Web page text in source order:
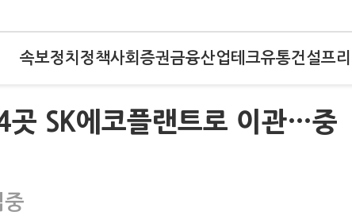
속보정치 정책사회 증권금융산업테크유통건설프
곳 SK에코플랜트로 이관…중
중